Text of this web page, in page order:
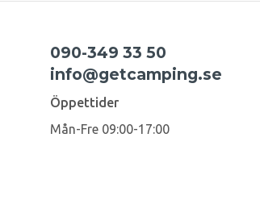
090-349 33 50
info@getcamping.se
Öppettider
Mån-Fre 09:00-17:00